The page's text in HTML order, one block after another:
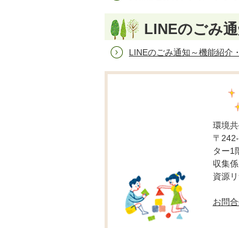
LINEのごみ
LINEのごみ通知～機能紹介
環境
〒
ター1
収集
資源
お問